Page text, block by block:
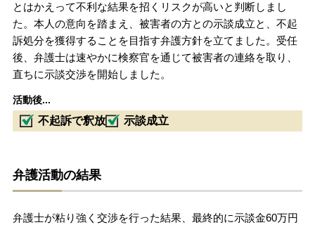
とはかえって不利な結果を招くリスクが高いと判断しまし
た。本人の意向を踏まえ、被害者の方との示談成立と、不起
訴処分を獲得することを目指す弁護方針を立てました。受任
後、弁護士は速やかに検察官を通じて被害者の連絡を取り、
直ちに示談交渉を開始しました。
活動後...
不起訴で釈放 示談成立
弁護活動の結果
弁護士が粘り強く交渉を行った結果、最終的に示談金60万円